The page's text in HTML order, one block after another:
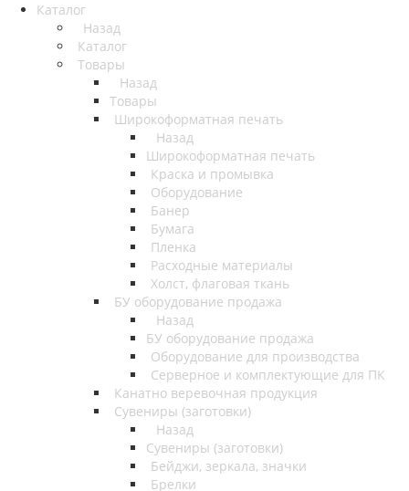
Каталог
Назад
Каталог
Товары
Назад
Товары
Широкоформатная печать
Назад
Широкоформатная печать
Краска и промывка
Оборудование
Банер
Бумага
Пленка
Расходные материалы
Холст, флаговая ткань
БУ оборудование продажа
Назад
БУ оборудование продажа
Оборудование для производства
Серверное и комплектующие для ПК
Канатно веревочная продукция
Сувениры (заготовки)
Назад
Сувениры (заготовки)
Бейджи, зеркала, значки
Брелки